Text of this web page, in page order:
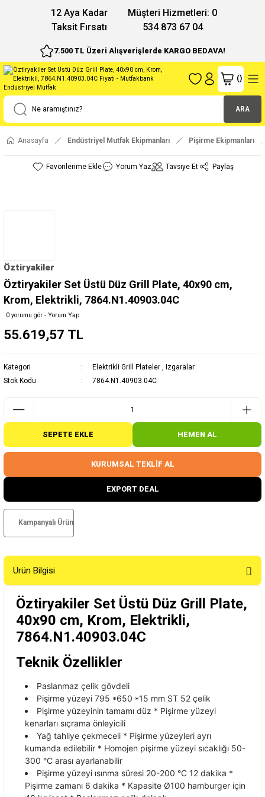
12 Aya Kadar
Taksit Fırsatı
Müşteri Hizmetleri: 0
534 873 67 04
7.500 TL Üzeri Alışverişlerde KARGO BEDAVA!
ARA
()
Anasayfa Endüstriyel Mutfak Ekipmanları Pişirme Ekipmanları
Yorum Yaz Tavsiye Et Paylaş
Öztiryakiler
Öztiryakiler Set Üstü Düz Grill Plate, 40x90 cm,
Krom, Elektrikli, 7864.N1.40903.04C
0 yorumu gör - Yorum Yap
55.619,57 TL
Kategori Elektrikli Grill Plateler
Izgaralar
Stok Kodu
7864.N1.40903.04C
SEPETE EKLE HEMEN AL
KURUMSAL TEKLİF AL
EXPORT DEAL
Kampanyalı Ürün
Ürün Bilgisi
Öztiryakiler Set Üstü Düz Grill Plate,
40x90 cm, Krom, Elektrikli,
7864.N1.40903.04C
Teknik Özellikler
Paslanmaz çelik gövdeli
Pişirme yüzeyi 795 *650 *15 mm ST 52 çelik
Pişirme yüzeyinin tamamı düz * Pişirme yüzeyi
kenarları sıçrama önleyicili
Yağ tahliye çekmeceli * Pişirme yüzeyleri ayrı
kumanda edilebilir * Homojen pişirme yüzeyi sıcaklığı 50-
300 °C arası ayarlanabilir
Pişirme yüzeyi ısınma süresi 20-200 °C 12 dakika *
Pişirme zamanı 6 dakika * Kapasite Ø100 hamburger için